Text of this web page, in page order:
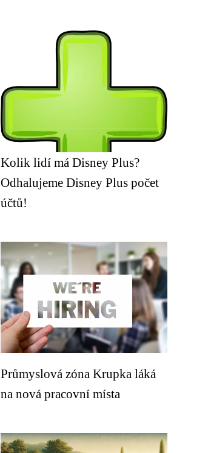
Kolik lidí má Disney Plus?
Odhalujeme Disney Plus počet
účtů!
Průmyslová zóna Krupka láká
na nová pracovní místa